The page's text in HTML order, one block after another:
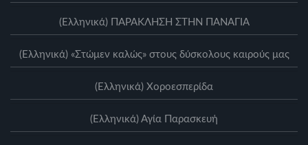
(Ελληνικά) ΠΑΡΑΚΛΗΣΗ ΣΤΗΝ ΠΑΝΑΓΙΑ
(Ελληνικά) «Στώμεν καλώς» στους δύσκολους καιρούς μας
(Ελληνικά) Xοροεσπερίδα
(Ελληνικά) Αγία Παρασκευή